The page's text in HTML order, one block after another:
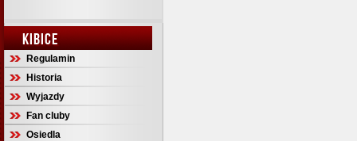
KIBICE
Regulamin
Historia
Wyjazdy
Fan cluby
Osiedla